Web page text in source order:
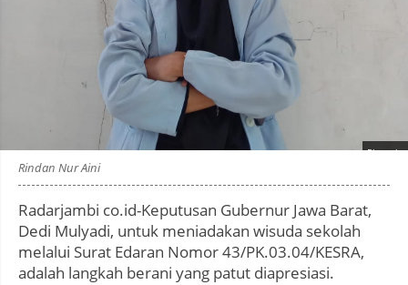
Photo by
Rindan Nur Aini
Radarjambi co.id-Keputusan Gubernur Jawa Barat,
Dedi Mulyadi, untuk meniadakan wisuda sekolah
melalui Surat Edaran Nomor 43/PK.03.04/KESRA,
adalah langkah berani yang patut diapresiasi.